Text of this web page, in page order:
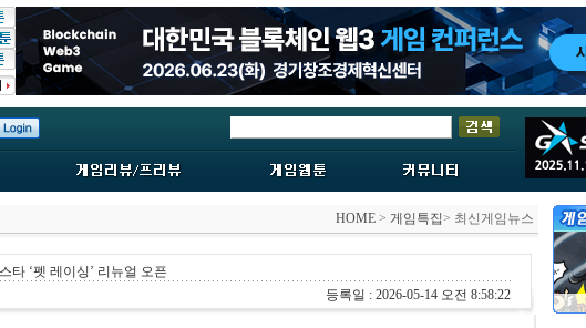
HOME > 게임특집> 최신게임뉴스
타 ‘펫 레이싱’ 리뉴얼 오픈
등록일 : 2026-05-14 오전 8:58:22